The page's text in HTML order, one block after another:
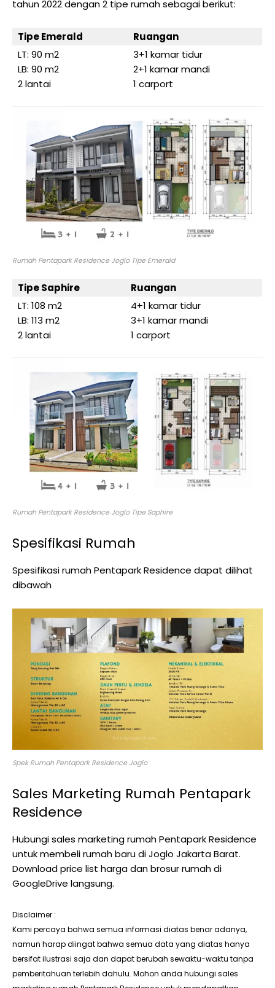
tahun 2022 dengan 2 tipe rumah sebagai berikut:
Tipe Emerald
Ruangan
LT: 90 m2
LB: 90 m2
2 lantai
3+1 kamar tidur
2+1 kamar mandi
1 carport
Rumah Pentapark Residence Joglo Tipe Emerald
Tipe Saphire
Ruangan
LT: 108 m2
LB: 113 m2
2 lantai
4+1 kamar tidur
3+1 kamar mandi
1 carport
Rumah Pentapark Residence Joglo Tipe Saphire
Spesifikasi Rumah
Spesifikasi rumah Pentapark Residence dapat dilihat
dibawah
Spek Rumah Pentapark Residence Joglo
Sales Marketing Rumah Pentapark
Residence
Hubungi sales marketing rumah Pentapark Residence
untuk membeli rumah baru di Joglo Jakarta Barat.
Download price list harga dan brosur rumah di
GoogleDrive langsung.
Disclaimer :
Kami percaya bahwa semua informasi diatas benar adanya,
namun harap diingat bahwa semua data yang diatas hanya
bersifat ilustrasi saja dan dapat berubah sewaktu-waktu tanpa
pemberitahuan terlebih dahulu. Mohon anda hubungi sales